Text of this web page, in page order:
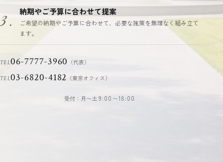
3.
納期やご予算に合わせて提案
ご希望の納期やご予算に合わせて、必要な施策を無理なく組み立て
ます。
TEL06-7777-3960 （代表）
TEL03-6820-4182 （東京オフィス）
受付：月〜土9:00〜18:00